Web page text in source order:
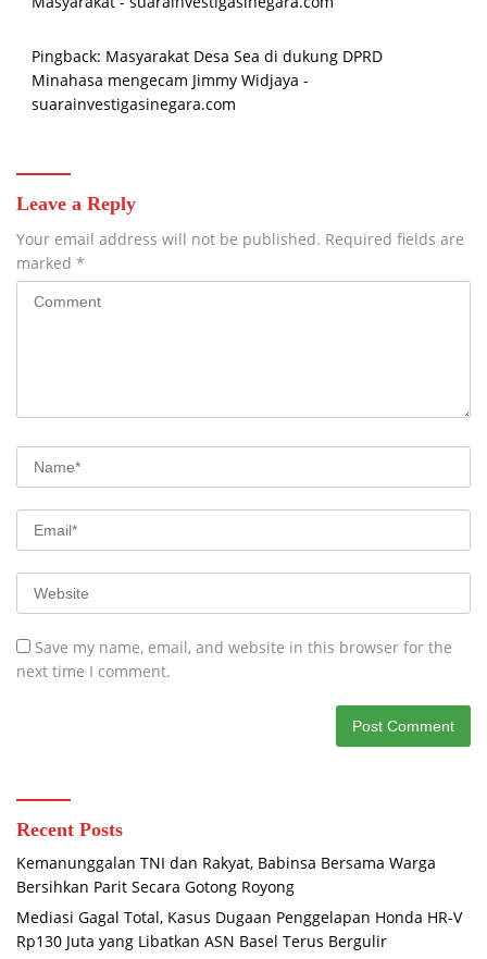
Pingback: Masyarakat Desa Sea di dukung DPRD
Minahasa mengecam Jimmy Widjaya -
suarainvestigasinegara.com
Leave a Reply
Your email address will not be published. Required fields are
marked *
Save my name, email, and website in this browser for the
next time I comment.
Recent Posts
Kemanunggalan TNI dan Rakyat, Babinsa Bersama Warga
Bersihkan Parit Secara Gotong Royong
Mediasi Gagal Total, Kasus Dugaan Penggelapan Honda HR-V
Rp130 Juta yang Libatkan ASN Basel Terus Bergulir